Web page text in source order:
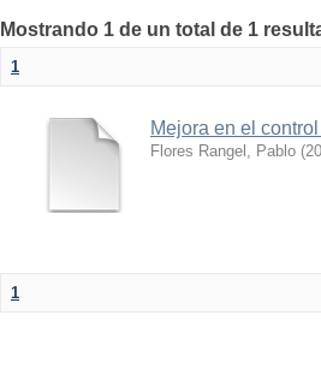
Mostrando 1 de un total de 1
1
Mejora en el
Flores Rangel, Pablo (
1